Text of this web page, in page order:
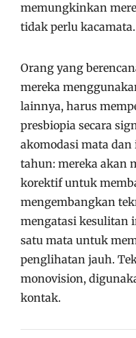
memungkinkan
tidak perlu kacamata.
Orang yang
mereka
lainnya, harus
presbiopia secara
akomodasi mata
tahun: mereka akan
korektif untuk
mengembangkan
mengatasi kesulitan
satu mata untuk
penglihatan jauh.
monovision,
kontak.